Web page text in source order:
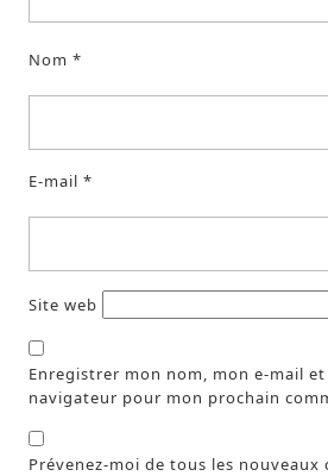
Nom *
E-mail *
Site web
Enregistrer mon nom, mon e-mail
navigateur pour mon prochain
Prévenez-moi de tous les nouveaux